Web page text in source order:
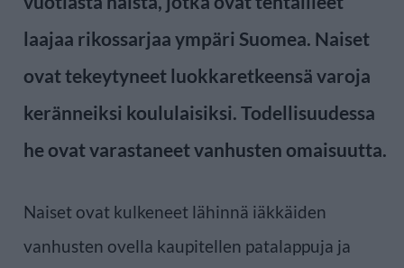
laajaa rikossarjaa ympäri Suomea. Naiset
ovat tekeytyneet luokkaretkeensä varoja
keränneiksi koululaisiksi. Todellisuudessa
he ovat varastaneet vanhusten omaisuutta.
Naiset ovat kulkeneet lähinnä iäkkäiden
vanhusten ovella kaupitellen patalappuja ja